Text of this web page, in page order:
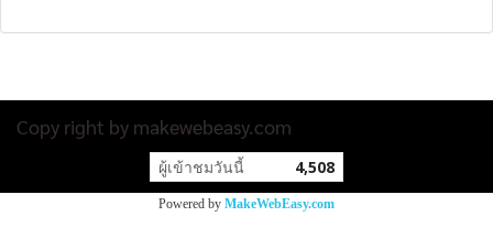
Copy right by makewebeasy.com
ผู้เข้าชมวันนี้ 4,508
Powered by MakeWebEasy.com